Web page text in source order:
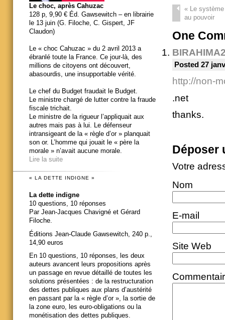
«Le système
au pouvoir
One
Posted 27
http://non-
.net
thanks.
Déposer
Votre
Nom
E-mail
Site Web
Le choc, après Cahuzac
128 p, 9,90 € Éd. Gawsewitch – en librairie
le 13 juin (G. Filoche, C. Gispert, JF
Claudon)
Le « choc Cahuzac » du 2 avril 2013 a
ébranlé toute la France. Ce jour-là, des
millions de citoyens ont découvert,
abasourdis, une insupportable vérité.
Le chef du Budget fraudait le Budget.
Le ministre chargé de lutter contre la fraude
fiscale trichait.
Le ministre de la rigueur l’appliquait aux
autres mais pas à lui. Le défenseur
intransigeant de la « règle d’or » planquait
son or. L’homme qui jouait le « père la
morale » n’avait aucune morale.
Lire la suite
« LA DETTE INDIGNE »
La dette indigne
10 questions, 10 réponses
Par Jean-Jacques Chavigné et Gérard
Filoche.
Éditions Jean-Claude Gawsewitch, 240 p.,
14,90 euros
En 10 questions, 10 réponses, les deux
auteurs avancent leurs propositions après
un passage en revue détaillé de toutes les
solutions présentées : de la restructuration
des dettes publiques aux plans d’austérité
en passant par la « règle d’or », la sortie de
la zone euro, les euro-obligations ou la
monétisation des dettes publiques.